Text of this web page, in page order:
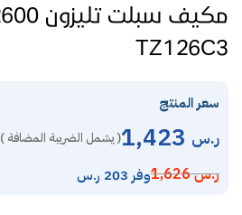
TZ126C3
سعر المنتج
ر.س ( يشمل الضريبة المضافة )
ر.س1,626 وفر 203 ر.س